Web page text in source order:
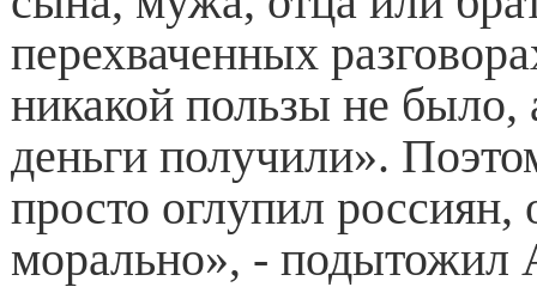
перехваченных
никакой пользы не было,
деньги получили».
просто оглупил
морально», - подытожил